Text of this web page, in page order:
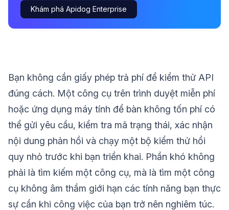
Khám phá Apidog Enterprise
Bạn không cần giấy phép trả phí để kiểm thử API
đúng cách. Một công cụ trên trình duyệt miễn phí
hoặc ứng dụng máy tính để bàn không tốn phí có
thể gửi yêu cầu, kiểm tra mã trạng thái, xác nhận
nội dung phản hồi và chạy một bộ kiểm thử hồi
quy nhỏ trước khi bạn triển khai. Phần khó không
phải là tìm kiếm một công cụ, mà là tìm một công
cụ không âm thầm giới hạn các tính năng bạn thực
sự cần khi công việc của bạn trở nên nghiêm túc.